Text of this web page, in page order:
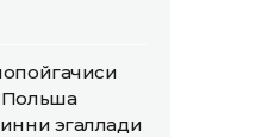
эгаллади